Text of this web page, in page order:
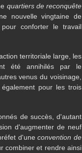
quartiers de reconquête
nouvelle vingtaine de
conforter le travail
territoriale large, les
été annihilés par le
venus du voisinage,
pour les trois
de succès, d'autant
d'augmenter de neuf
d'uneconvention de
combiner et rendre ainsi